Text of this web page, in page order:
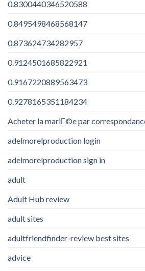
0.8300440346520588
0.8495498468568147
0.873624734282957
0.9124501685822921
0.9167220889563473
0.9278165351184234
Acheter la mariГ©e par
adelmorelproduction login
adelmorelproduction sign in
adult
Adult Hub review
adult sites
adultfriendfinder-review best sites
advice